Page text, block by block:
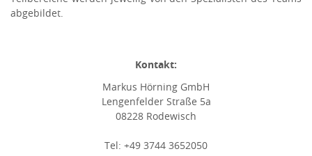
abgebildet.
Kontakt:
Markus Hörning GmbH
Lengenfelder Straße 5a
08228 Rodewisch
Tel: +49 3744 3652050